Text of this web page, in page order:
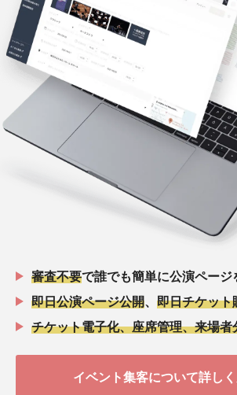
審査不要で誰でも簡単に公演ページ
即日公演ページ公開
即日チケット
チケット電子化、座席管理、来場者
イベント集客について詳し